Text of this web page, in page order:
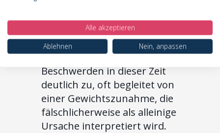
Fettverteilung im Körper
führen kann. Bei vielen
Frauen nehmen die
Beschwerden in dieser Zeit
deutlich zu, oft begleitet von
einer Gewichtszunahme, die
fälschlicherweise als alleinige
Ursache interpretiert wird.
Alle akzeptieren
Ablehnen
Nein, anpassen